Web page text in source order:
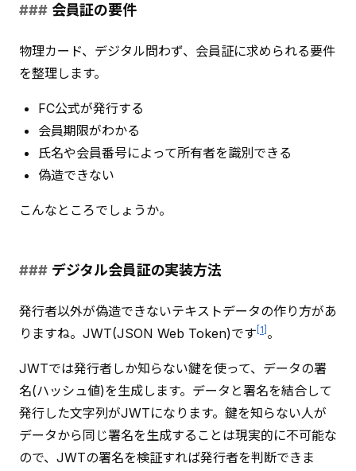
会員証の要件
物理カード、デジタル問わず、会員証に求められる要件
を整理します。
FC公式が発行する
会員期限がわかる
氏名や会員番号によって所有者を識別できる
偽造できない
こんなところでしょうか。
デジタル会員証の実装方法
発行者以外が偽造できないテキストデータの作り方があ
りますね。JWT(JSON Web Token)です 1 。
JWTでは発行者しか知らない鍵を使って、データの署
名(ハッシュ値)を生成します。データと署名を結合して
発行した文字列がJWTになります。鍵を知らない人が
データから同じ署名を生成することは現実的に不可能な
ので、JWTの署名を検証すれば発行者を判断できま